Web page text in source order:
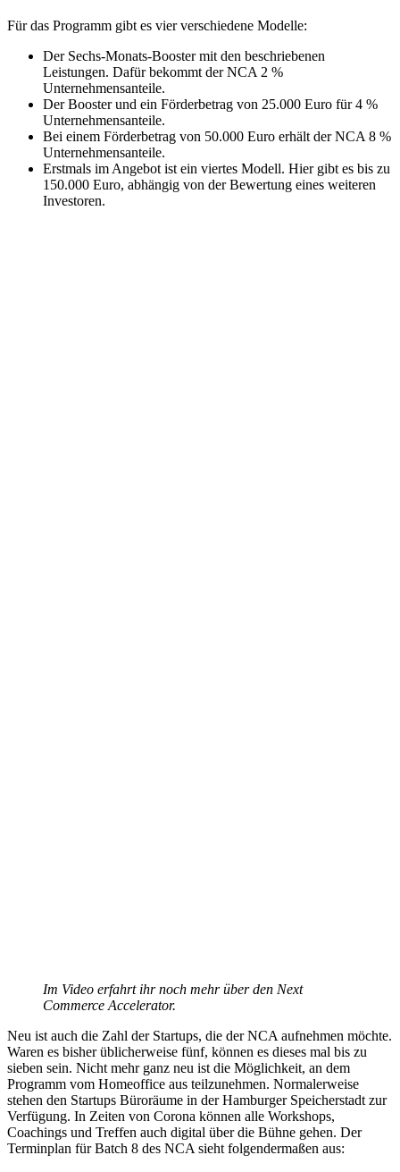
Für das Programm gibt es vier verschiedene Modelle:
Der Sechs-Monats-Booster mit den beschriebenen
Leistungen. Dafür bekommt der NCA 2 %
Unternehmensanteile.
Der Booster und ein Förderbetrag von 25.000 Euro für 4 %
Unternehmensanteile.
Bei einem Förderbetrag von 50.000 Euro erhält der NCA 8 %
Unternehmensanteile.
Erstmals im Angebot ist ein viertes Modell. Hier gibt es bis zu
150.000 Euro, abhängig von der Bewertung eines weiteren
Investoren.
Im Video erfahrt ihr noch mehr über den Next
Commerce Accelerator.
Neu ist auch die Zahl der Startups, die der NCA aufnehmen möchte.
Waren es bisher üblicherweise fünf, können es dieses mal bis zu
sieben sein. Nicht mehr ganz neu ist die Möglichkeit, an dem
Programm vom Homeoffice aus teilzunehmen. Normalerweise
stehen den Startups Büroräume in der Hamburger Speicherstadt zur
Verfügung. In Zeiten von Corona können alle Workshops,
Coachings und Treffen auch digital über die Bühne gehen. Der
Terminplan für Batch 8 des NCA sieht folgendermaßen aus: